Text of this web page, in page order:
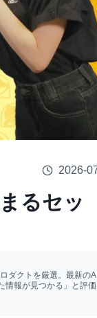
2026-
るセッ
ダクトを厳選。最新のAI
情報が見つかる」と評価